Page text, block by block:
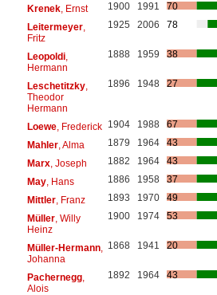
Krenek, Ernst 1900 1991
70
Leitermeyer,
Fritz
1925 2006 78
Leopoldi,
Hermann
1888 1959 38
Leschetitzky,
Theodor
Hermann
1896 1948 27
Loewe, Frederick 1904 1988
67
Mahler, Alma 1879 1964
43
Marx, Joseph 1882 1964
43
May, Hans 1886 1958
37
Mittler, Franz 1893 1970
49
Müller, Willy
Heinz
1900 1974 53
Müller-Hermann,
Johanna
1868 1941 20
Pachernegg,
Alois
1892 1964 43